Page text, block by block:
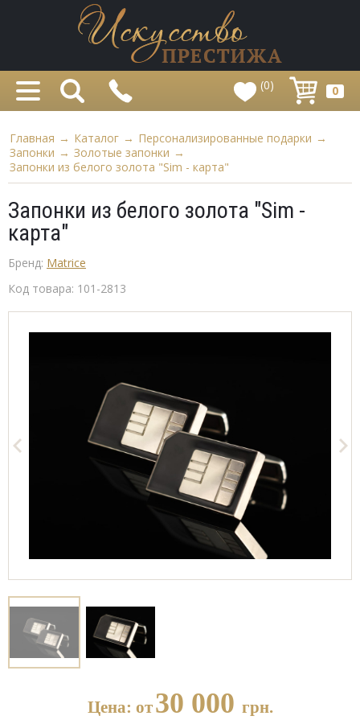
(0) 0
Главная → Каталог → Персонализированные подарки →
Запонки → Золотые запонки →
Запонки из белого золота "Sim - карта"
Запонки из белого золота "Sim -
карта"
Бренд: Matrice
Код товара: 101-2813
Цена: от30 000 грн.